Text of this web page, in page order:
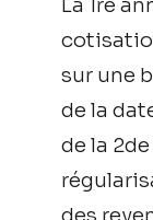
La 1re
sur une
de la
de la